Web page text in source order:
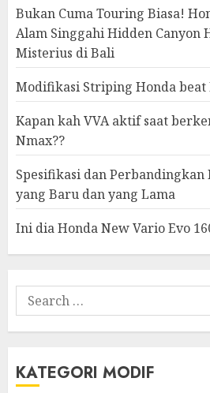
Bukan Cuma Touring Biasa!
Alam Singgahi Hidden Canyon
Misterius di Bali
Modifikasi Striping Honda
Kapan kah VVA aktif saat
Nmax??
Spesifikasi dan
yang Baru dan yang Lama
Ini dia Honda New Vario Evo
Search
for:
KATEGORI MODIF